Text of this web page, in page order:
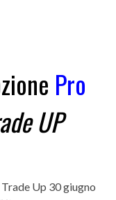
Pro
UP